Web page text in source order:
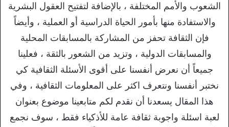
الشعوب والأمم المختلفة ، بالإضافة لتفتيح العقول البشرية
والاستفادة منها بأمور الحياة الدراسية أو العملية ، وأيضاً
فإن الثقافة تحفز من المشاركة بالمسابقات المحلية
والمسابقات الدولية ، وتزيد من الشعور بالثقة ، فعلينا
جميعاً أن نعرض أنفسنا على أقوى الأسئلة الثقافية كي
نختبر أنفسنا ونتعرف اكثر على المعلومات الثقافية ، وفي
هذا المقال يسعدنا أن نقدم لكم متابعينا موضوع بعنوان
لعبة اسئلة واجوبة ثقافة عامة للأذكياء فقط ، سوف نجمع